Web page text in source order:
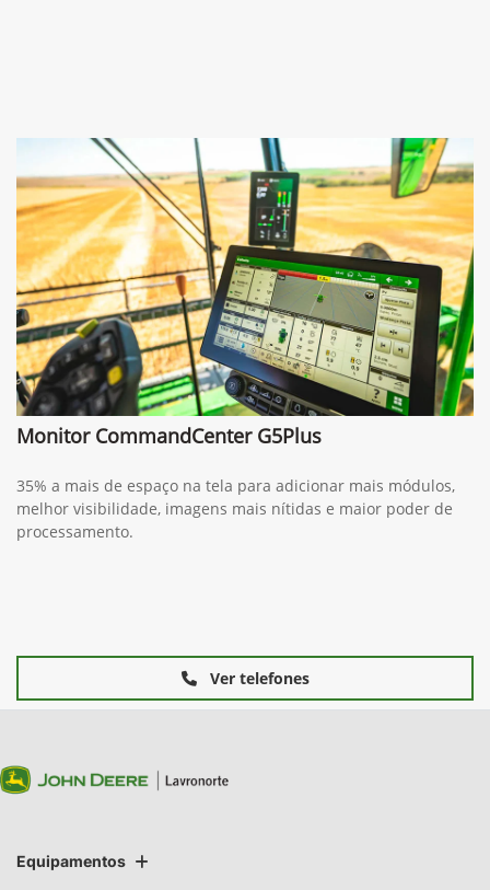
Monitor CommandCenter G5Plus
35% a mais de espaço na tela para adicionar mais módulos,
melhor visibilidade, imagens mais nítidas e maior poder de
processamento.
Ver telefones
Equipamentos